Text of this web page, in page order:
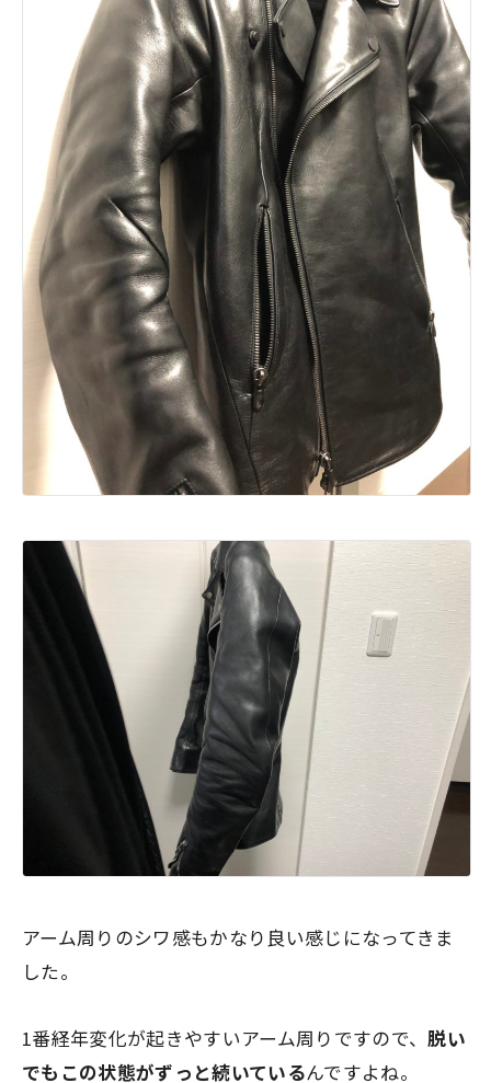
アーム周りのシワ感もかなり良い感じになってきま
した。
1番経年変化が起きやすいアーム周りですので、脱い
でもこの状態がずっと続いているんですよね。